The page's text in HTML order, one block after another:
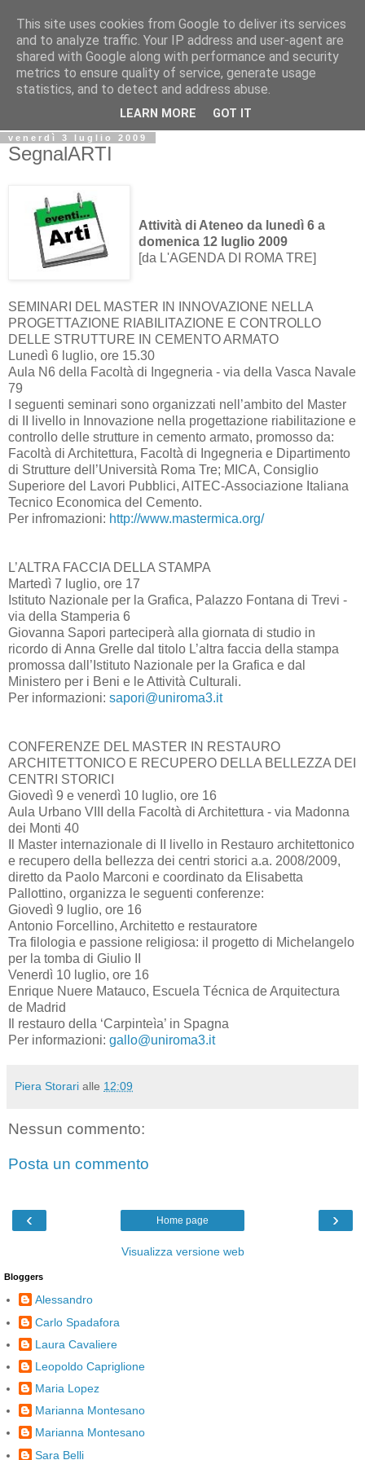
Biblio@rti in
Il Blog della Biblioteca di Area delle arti per condividere
informazioni iniziative incontri
venerdì 3 luglio 2009
SegnalARTI
Attività di Ateneo da lunedì 6 a
domenica 12 luglio 2009
[da L'AGENDA DI ROMA TRE]
SEMINARI DEL MASTER IN INNOVAZIONE NELLA
PROGETTAZIONE RIABILITAZIONE E CONTROLLO
DELLE STRUTTURE IN CEMENTO ARMATO
Lunedì 6 luglio, ore 15.30
Aula N6 della Facoltà di Ingegneria - via della Vasca Navale
79
I seguenti seminari sono organizzati nell’ambito del Master
di II livello in Innovazione nella progettazione riabilitazione e
controllo delle strutture in cemento armato, promosso da:
Facoltà di Architettura, Facoltà di Ingegneria e Dipartimento
di Strutture dell’Università Roma Tre; MICA, Consiglio
Superiore del Lavori Pubblici, AITEC-Associazione Italiana
Tecnico Economica del Cemento.
Per infromazioni: http://www.mastermica.org/
L’ALTRA FACCIA DELLA STAMPA
Martedì 7 luglio, ore 17
Istituto Nazionale per la Grafica, Palazzo Fontana di Trevi -
via della Stamperia 6
Giovanna Sapori parteciperà alla giornata di studio in
ricordo di Anna Grelle dal titolo L’altra faccia della stampa
promossa dall’Istituto Nazionale per la Grafica e dal
Ministero per i Beni e le Attività Culturali.
Per informazioni: sapori@uniroma3.it
CONFERENZE DEL MASTER IN RESTAURO
ARCHITETTONICO E RECUPERO DELLA BELLEZZA DEI
CENTRI STORICI
Giovedì 9 e venerdì 10 luglio, ore 16
Aula Urbano VIII della Facoltà di Architettura - via Madonna
dei Monti 40
Il Master internazionale di II livello in Restauro architettonico
e recupero della bellezza dei centri storici a.a. 2008/2009,
diretto da Paolo Marconi e coordinato da Elisabetta
Pallottino, organizza le seguenti conferenze:
Giovedì 9 luglio, ore 16
Antonio Forcellino, Architetto e restauratore
Tra filologia e passione religiosa: il progetto di Michelangelo
per la tomba di Giulio II
Venerdì 10 luglio, ore 16
Enrique Nuere Matauco, Escuela Técnica de Arquitectura
de Madrid
Il restauro della ‘Carpinteìa’ in Spagna
Per informazioni: gallo@uniroma3.it
Piera Storari alle 12:09
Nessun commento:
Posta un commento
‹ ›
Home page
Visualizza versione web
Bloggers
Alessandro
Carlo Spadafora
Laura Cavaliere
Leopoldo Capriglione
Maria Lopez
Marianna Montesano
Marianna Montesano
Sara Belli
This site uses cookies from Google to deliver its services
and to analyze traffic. Your IP address and user-agent are
shared with Google along with performance and security
metrics to ensure quality of service, generate usage
statistics, and to detect and address abuse.
LEARN MORE GOT IT